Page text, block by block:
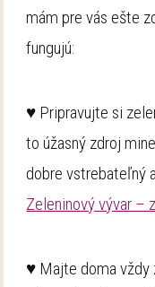
mám pre vás ešte
fungujú:
♥ Pripravujte si
to úžasný zdroj
dobre vstrebateľný
Zeleninový vývar –
♥ Majte doma vždy